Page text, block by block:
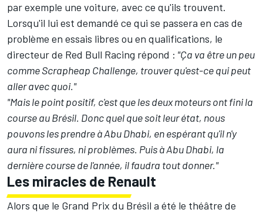
par exemple une voiture, avec ce qu'ils trouvent.
Lorsqu'il lui est demandé ce qui se passera en cas de
problème en essais libres ou en qualifications, le
directeur de Red Bull Racing répond : "Ça va être un peu
comme Scrapheap Challenge, trouver qu'est-ce qui peut
aller avec quoi."
"Mais le point positif, c'est que les deux moteurs ont fini la
course au Brésil. Donc quel que soit leur état, nous
pouvons les prendre à Abu Dhabi, en espérant qu'il n'y
aura ni fissures, ni problèmes. Puis à Abu Dhabi, la
dernière course de l'année, il faudra tout donner."
Les miracles de Renault
Alors que le Grand Prix du Brésil a été le théâtre de